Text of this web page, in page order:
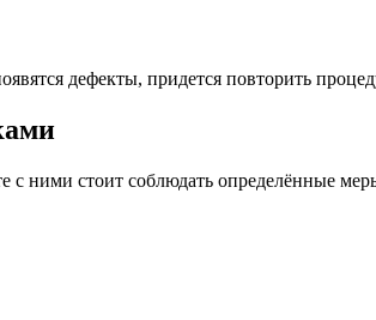
дефекты, придется повторить
с ними стоит соблюдать определённые